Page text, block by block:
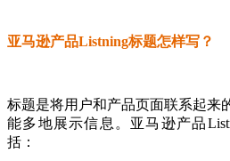
亚马逊产品Listning标题怎样写？
标题是将用户和产品页面联系起来
能多地展示信息。亚马逊产品
括：